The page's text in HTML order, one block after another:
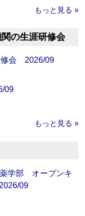
もっと見る »
の生涯研修会
修会 2026/09
09
もっと見る »
学部 オープンキ
09